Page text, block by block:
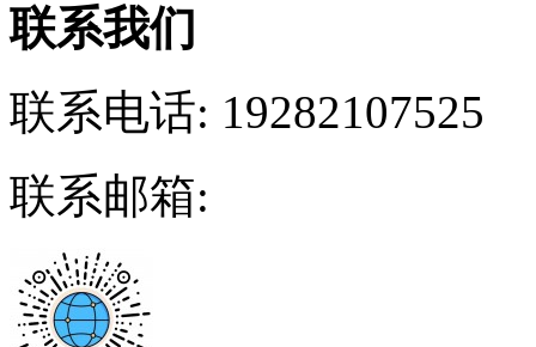
联系我们
联系电话: 19282107525
联系邮箱: